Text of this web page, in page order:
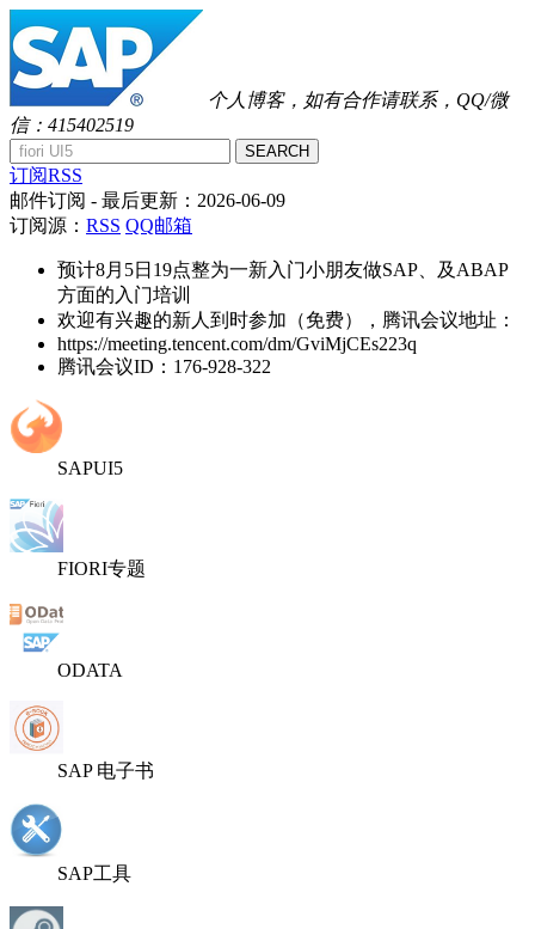
个人博客，如有合作请联系，QQ/微
信：415402519
SEARCH
订阅RSS
邮件订阅 - 最后更新： 2026-06-09
订阅源： RSS QQ邮箱
预计8月5日19点整为一新入门小朋友做SAP、及ABAP
方面的入门培训
欢迎有兴趣的新人到时参加（免费），腾讯会议地址：
https://meeting.tencent.com/dm/GviMjCEs223q
腾讯会议ID：176-928-322
SAPUI5
FIORI专题
ODATA
SAP 电子书
SAP工具